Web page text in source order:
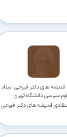
اندیشه های دکتر فیرحی استاد
سیاسی دانشگاه تهران
اندیشه های دکتر فیرحی
دانلود کنید